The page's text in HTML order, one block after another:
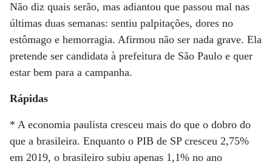
Não diz quais serão, mas adiantou que passou mal nas
últimas duas semanas: sentiu palpitações, dores no
estômago e hemorragia. Afirmou não ser nada grave. Ela
pretende ser candidata à prefeitura de São Paulo e quer
estar bem para a campanha.
Rápidas
* A economia paulista cresceu mais do que o dobro do
que a brasileira. Enquanto o PIB de SP cresceu 2,75%
em 2019, o brasileiro subiu apenas 1,1% no ano